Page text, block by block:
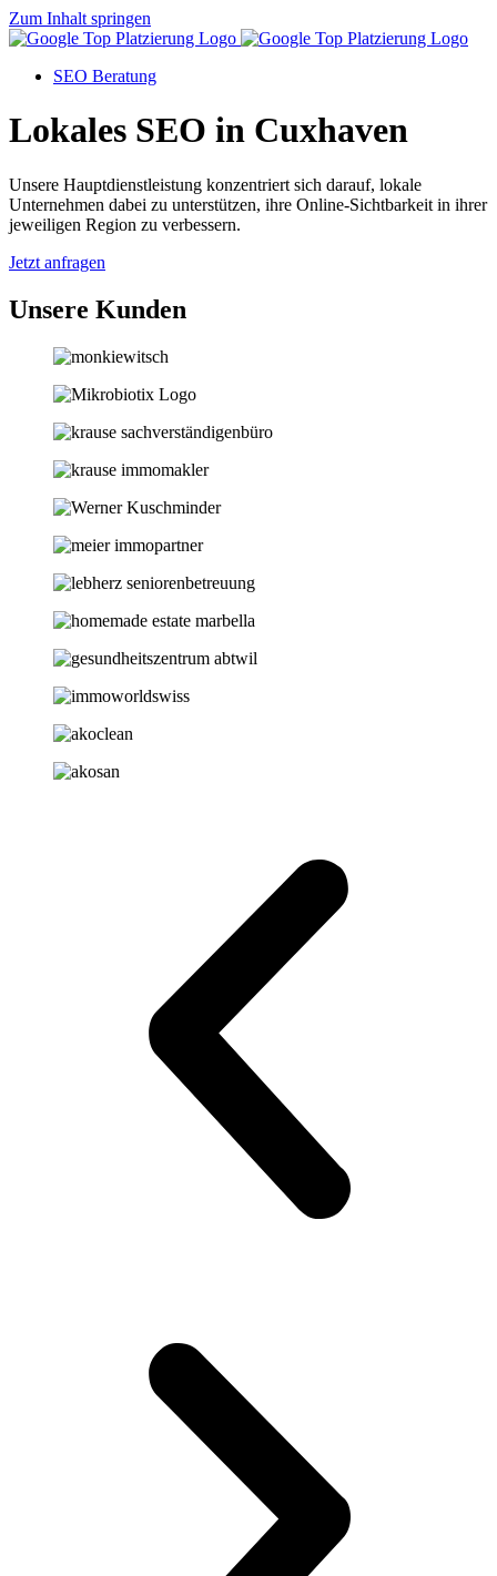
Zum Inhalt springen
SEO Beratung
Lokales SEO in Cuxhaven
Unsere Hauptdienstleistung konzentriert sich darauf, lokale
Unternehmen dabei zu unterstützen, ihre Online-Sichtbarkeit in ihrer
jeweiligen Region zu verbessern.
Jetzt anfragen
Unsere Kunden